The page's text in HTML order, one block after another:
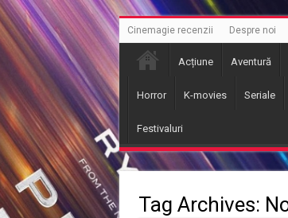
Cinemagie recenzii Despre noi
Acțiune Aventură
Horror K-movies Seriale
Festivaluri
Tag Archives: